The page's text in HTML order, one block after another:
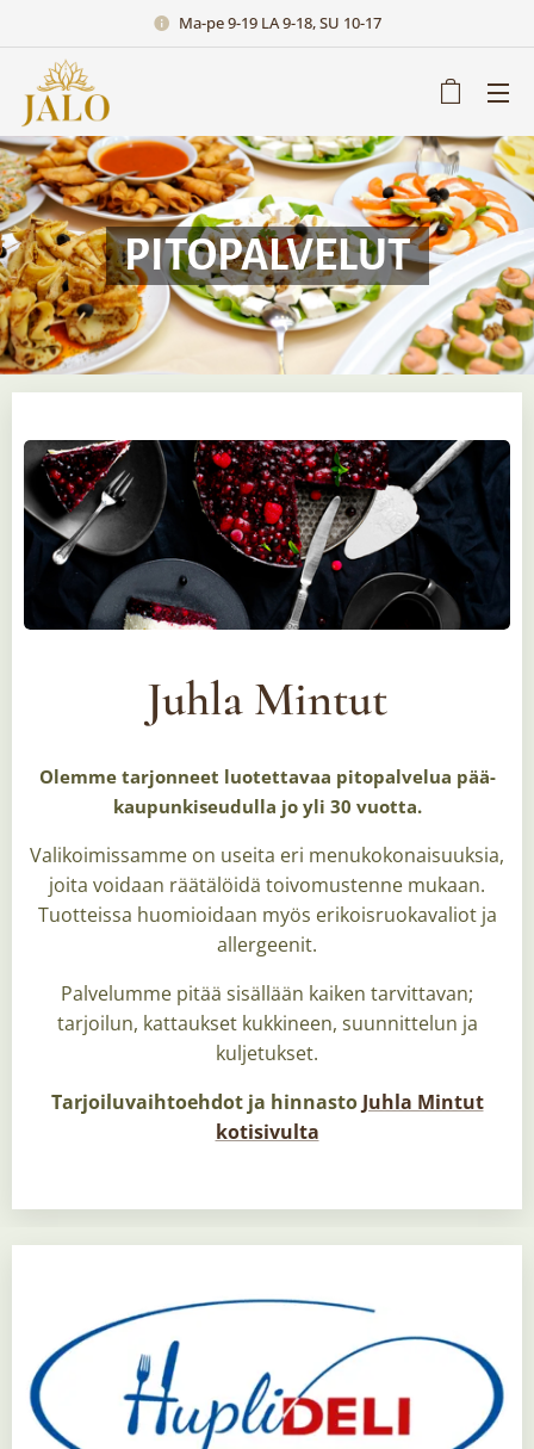
Ma-pe 9-19 LA 9-18, SU 10-17
PITOPALVELUT
Juhla Mintut
Olemme tarjonneet luotettavaa pitopalvelua pää­
kaupunki­seudulla jo yli 30 vuotta.
Valikoimissamme on useita eri menukokonaisuuksia,
joita voidaan räätälöidä toivomustenne mukaan.
Tuotteissa huomioidaan myös erikoisruokavaliot ja
allergeenit.
Palvelumme pitää sisällään kaiken tarvittavan;
tarjoilun, kattaukset kukkineen, suunnittelun ja
kuljetukset.
Tarjoiluvaihtoehdot ja hinnasto Juhla Mintut
kotisivulta